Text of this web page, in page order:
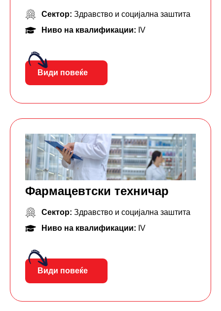
Сектор: Здравство и социјална заштита
Ниво на квалификации: IV
Види повеќе
Фармацевтски тeхничар
Сектор: Здравство и социјална заштита
Ниво на квалификации: IV
Види повеќе